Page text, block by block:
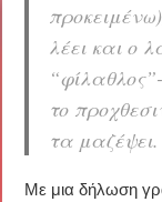
λέει και ο
το
τα μαζέψει.
Με μια δήλωση